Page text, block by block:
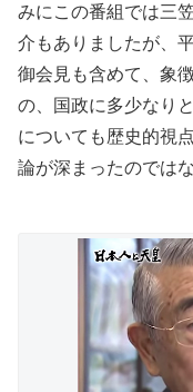
みにこの番組では三
介もありましたが、
御会見も含めて、象
の、国政に多少なり
についても歴史的視
論が深まったのでは